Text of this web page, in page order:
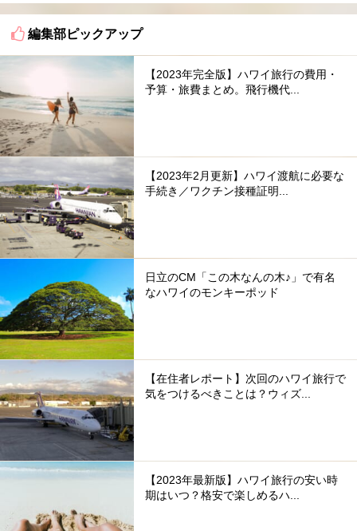
編集部ピックアップ
【2023年完全版】ハワイ旅行の費用・
予算・旅費まとめ。飛行機代...
【2023年2月更新】ハワイ渡航に必要な
手続き／ワクチン接種証明...
日立のCM「この木なんの木♪」で有名
なハワイのモンキーポッド
【在住者レポート】次回のハワイ旅行で
気をつけるべきことは？ウィズ...
【2023年最新版】ハワイ旅行の安い時
期はいつ？格安で楽しめるハ...